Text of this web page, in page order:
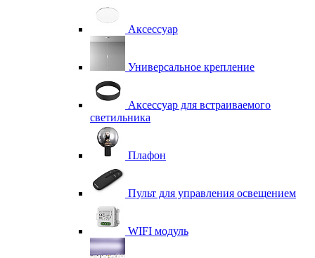
Аксессуар
Универсальное крепление
Аксессуар для встраиваемого
светильника
Плафон
Пульт для управления освещением
WIFI модуль